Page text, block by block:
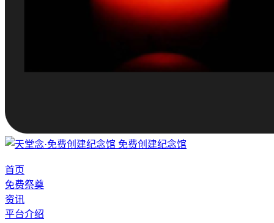
免费创建纪念馆
首页
免费祭奠
资讯
平台介绍